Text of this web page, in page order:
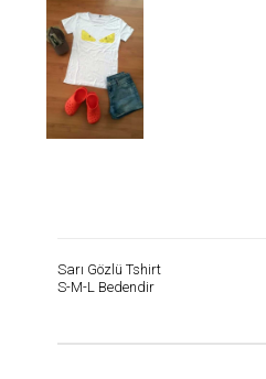
Sarı Gözlü Tshirt
S-M-L Bedendir